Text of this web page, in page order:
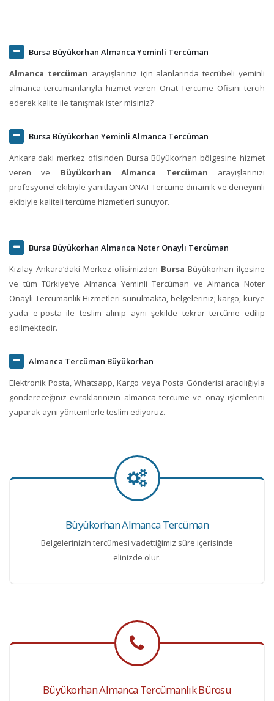
Bursa Büyükorhan Almanca Yeminli Tercüman
Almanca tercüman arayışlarınız için alanlarında tecrübeli yeminli
almanca tercümanlarıyla hizmet veren Onat Tercüme Ofisini tercih
ederek kalite ile tanışmak ister misiniz?
Bursa Büyükorhan Yeminli Almanca Tercüman
Ankara'daki merkez ofisinden Bursa Büyükorhan bölgesine hizmet
veren ve Büyükorhan Almanca Tercüman arayışlarınızı
profesyonel ekibiyle yanıtlayan ONAT Tercüme dinamik ve deneyimli
ekibiyle kaliteli tercüme hizmetleri sunuyor.
Bursa Büyükorhan Almanca Noter Onaylı Tercüman
Kızılay Ankara‘daki Merkez ofisimizden Bursa Büyükorhan ilçesine
ve tüm Türkiye’ye Almanca Yeminli Tercüman ve Almanca Noter
Onaylı Tercümanlık Hizmetleri sunulmakta, belgeleriniz; kargo, kurye
yada e-posta ile teslim alınıp aynı şekilde tekrar tercüme edilip
edilmektedir.
Almanca Tercüman Büyükorhan
Elektronik Posta, Whatsapp, Kargo veya Posta Gönderisi aracılığıyla
göndereceğiniz evraklarınızın almanca tercüme ve onay işlemlerini
yaparak aynı yöntemlerle teslim ediyoruz.
Büyükorhan Almanca Tercüman
Belgelerinizin tercümesi vadettiğimiz süre içerisinde
elinizde olur.
Büyükorhan Almanca Tercümanlık Bürosu